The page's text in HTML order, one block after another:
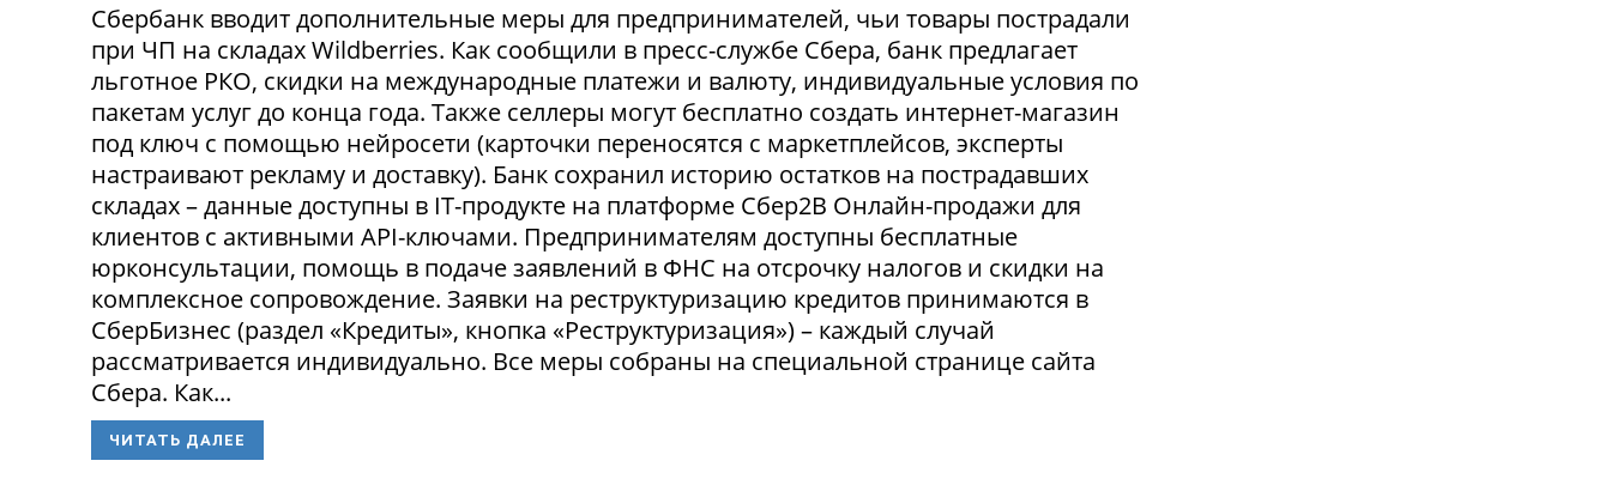
Сбербанк вводит дополнительные меры для предпринимателей, чьи товары пострадали
при ЧП на складах Wildberries. Как сообщили в пресс-службе Сбера, банк предлагает
льготное РКО, скидки на международные платежи и валюту, индивидуальные условия по
пакетам услуг до конца года. Также селлеры могут бесплатно создать интернет-магазин
под ключ с помощью нейросети (карточки переносятся с маркетплейсов, эксперты
настраивают рекламу и доставку). Банк сохранил историю остатков на пострадавших
складах – данные доступны в IT-продукте на платформе Сбер2В Онлайн-продажи для
клиентов с активными API-ключами. Предпринимателям доступны бесплатные
юрконсультации, помощь в подаче заявлений в ФНС на отсрочку налогов и скидки на
комплексное сопровождение. Заявки на реструктуризацию кредитов принимаются в
СберБизнес (раздел «Кредиты», кнопка «Реструктуризация») – каждый случай
рассматривается индивидуально. Все меры собраны на специальной странице сайта
Сбера. Как...
ЧИТАТЬ ДАЛЕЕ